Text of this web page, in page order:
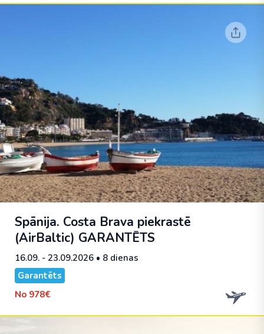
Spānija. Costa Brava piekrastē
(AirBaltic) GARANTĒTS
16.09. - 23.09.2026 • 8 dienas
Garantēts
No 978€